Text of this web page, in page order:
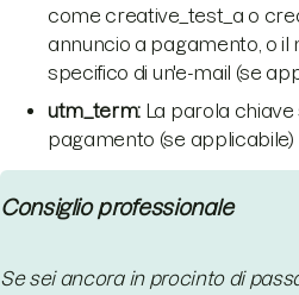
come creative_test_a o
annuncio a pagamento, o il
specifico di un'e-mail (se
utm_term: La parola
pagamento (se applicabile)
Consiglio professionale
Se sei ancora in procinto di